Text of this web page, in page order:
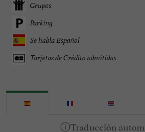
Grupos
Parking
Se habla Español
Tarjetas de Crédito admitidas